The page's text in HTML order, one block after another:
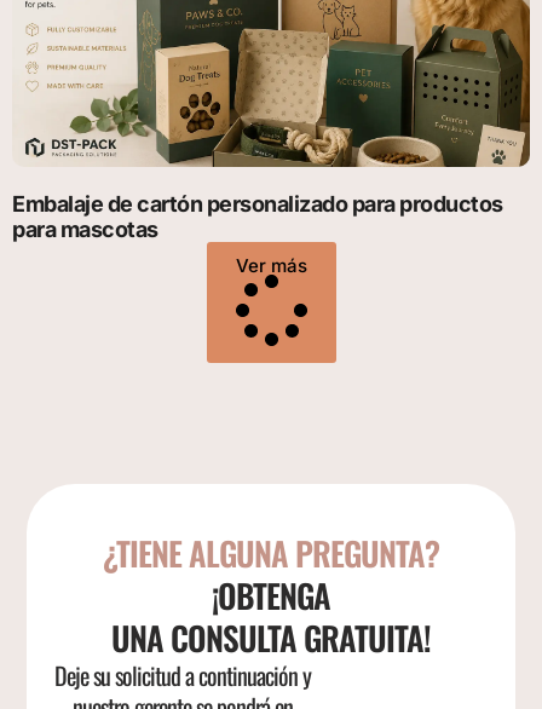
Embalaje de cartón personalizado para productos
para mascotas
Ver más
¿TIENE ALGUNA PREGUNTA?
¡OBTENGA
UNA CONSULTA GRATUITA!
Deje su solicitud a continuación y